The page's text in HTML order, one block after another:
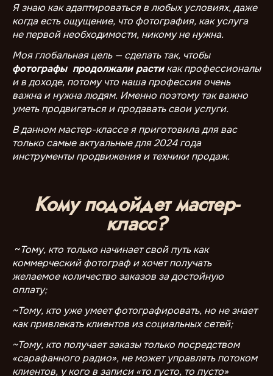
Я знаю как адаптироваться в любых условиях, даже
когда есть ощущение, что фотография, как услуга
не первой необходимости, никому не нужна.
Моя глобальная цель — сделать так, чтобы
фотографы продолжали растикак профессионалы
и в доходе, потому что наша профессия очень
важна и нужна людям. Именно поэтому так важно
уметь продвигаться и продавать свои услуги.
В данном мастер-классе я приготовила для вас
только самые актуальные для 2024 года
инструменты продвижения и техники продаж.
Кому подойдет мастер-
класс?
~Тому, кто только начинает свой путь как
коммерческий фотограф и хочет получать
желаемое количество заказов за достойную
оплату;
~Тому, кто уже умеет фотографировать, но не знает
как привлекать клиентов из социальных сетей;
~Тому, кто получает заказы только посредством
«сарафанного радио», не может управлять потоком
клиентов, у кого в записи «то густо, то пусто»